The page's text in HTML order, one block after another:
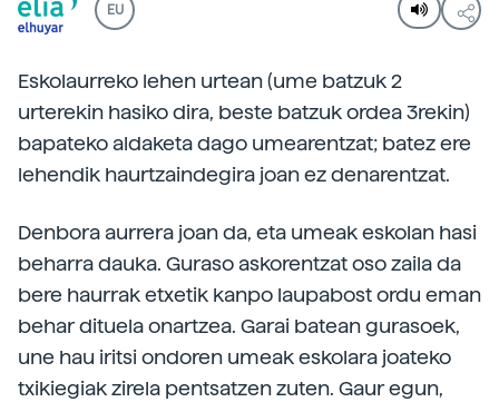
EU
Eskolaurreko lehen urtean (ume batzuk 2
urterekin hasiko dira, beste batzuk ordea 3rekin)
bapateko aldaketa dago umearentzat; batez ere
lehendik haurtzaindegira joan ez denarentzat.
Denbora aurrera joan da, eta umeak eskolan hasi
beharra dauka. Guraso askorentzat oso zaila da
bere haurrak etxetik kanpo laupabost ordu eman
behar dituela onartzea. Garai batean gurasoek,
une hau iritsi ondoren umeak eskolara joateko
txikiegiak zirela pentsatzen zuten. Gaur egun,